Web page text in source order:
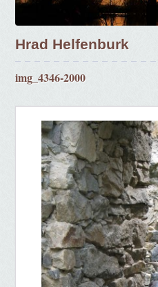
Hrad Helfenburk
img_4346-2000